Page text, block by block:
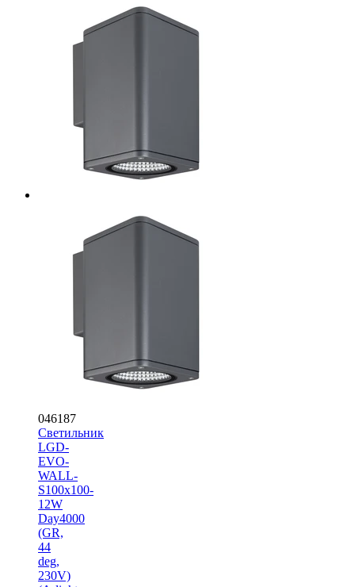
046187
Светильник
LGD-
EVO-
WALL-
S100x100-
12W
Day4000
(GR,
44
deg,
230V)